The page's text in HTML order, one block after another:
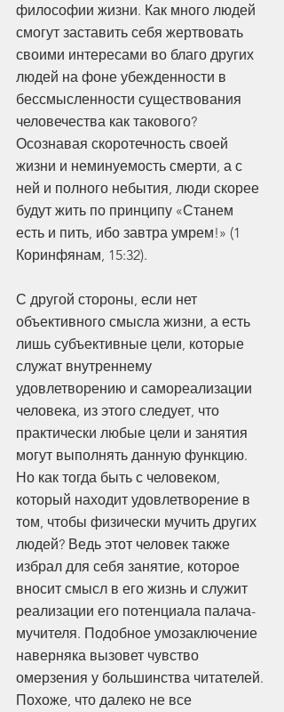
философии жизни. Как много людей
смогут заставить себя жертвовать
своими интересами во благо других
людей на фоне убежденности в
бессмысленности существования
человечества как такового?
Осознавая скоротечность своей
жизни и неминуемость смерти, а с
ней и полного небытия, люди скорее
будут жить по принципу «Станем
есть и пить, ибо завтра умрем!» (1
Коринфянам, 15:32).
С другой стороны, если нет
объективного смысла жизни, а есть
лишь субъективные цели, которые
служат внутреннему
удовлетворению и самореализации
человека, из этого следует, что
практически любые цели и занятия
могут выполнять данную функцию.
Но как тогда быть с человеком,
который находит удовлетворение в
том, чтобы физически мучить других
людей? Ведь этот человек также
избрал для себя занятие, которое
вносит смысл в его жизнь и служит
реализации его потенциала палача-
мучителя. Подобное умозаключение
наверняка вызовет чувство
омерзения у большинства читателей.
Похоже, что далеко не все